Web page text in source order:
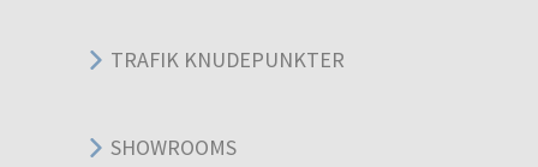
TRAFIK KNUDEPUNKTER
SHOWROOMS